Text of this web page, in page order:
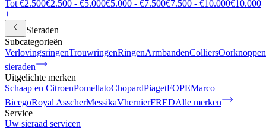
Tot €2.500€2.500 - €5.000€5.000 - €7.500€7.500 - €10.000€10.000
+
Sieraden
Subcategorieën
VerlovingsringenTrouwringenRingenArmbandenColliersOorknoppen
sieraden
Uitgelichte merken
Schaap en CitroenPomellatoChopardPiagetFOPEMarco
BicegoRoyal AsscherMessikaVhernierFREDAlle merken
Service
Uw sieraad servicen